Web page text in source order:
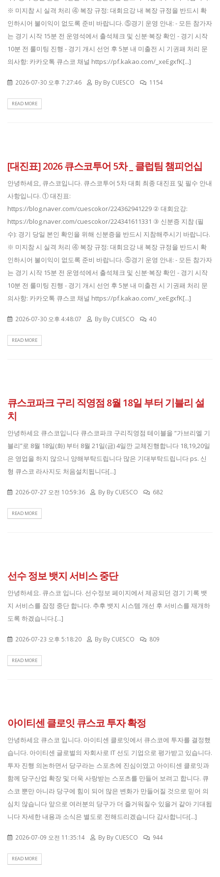
※ 미지참 시 실격 처리 ④ 복장 규정: 대회요강 내 복장 규정을 반드시 확
인하시어 불이익이 없도록 준비 바랍니다. ⑤경기 운영 안내: - 모든 참가자
는 경기 시작 15분 전 운영석에서 출석체크 및 신분·복장 확인 - 경기 시작
10분 전 룰미팅 진행 - 경기 개시 선언 후 5분 내 미출전 시 기권패 처리 문
의사항: 카카오톡 큐스코 채널 https://pf.kakao.com/_xeEgxfK[...]
2026-07-30 오후 7:27:46 By By CUESCO 1154
READ MORE
[대진표] 2026 큐스코투어 5차 _ 클럽팀 챔피언십
안녕하세요, 큐스코입니다. 큐스코투어 5차 대회 최종 대진표 및 필수 안내
사항입니다. ① 대진표:
https://blog.naver.com/cuescokor/224362941229 ② 대회요강:
https://blog.naver.com/cuescokor/224341611331 ③ 신분증 지참 (필
수): 경기 당일 본인 확인을 위해 신분증을 반드시 지참해주시기 바랍니다.
※ 미지참 시 실격 처리 ④ 복장 규정: 대회요강 내 복장 규정을 반드시 확
인하시어 불이익이 없도록 준비 바랍니다. ⑤경기 운영 안내: - 모든 참가자
는 경기 시작 15분 전 운영석에서 출석체크 및 신분·복장 확인 - 경기 시작
10분 전 룰미팅 진행 - 경기 개시 선언 후 5분 내 미출전 시 기권패 처리 문
의사항: 카카오톡 큐스코 채널 https://pf.kakao.com/_xeEgxfK[...]
2026-07-30 오후 4:48:07 By By CUESCO 40
READ MORE
큐스코파크 구리 직영점 8월 18일 부터 기블리 설
치
안녕하세요 큐스코입니다 큐스코파크 구리직영점 테이블을 “가브리엘 기
블리”로 8월 18일(화) 부터 8월 21일(금) 4일깐 교체진행합니다 18,19,20일
은 영업을 하지 않으니 양해부탁드립니다 많은 기대부탁드립니다 ps. 신
형 큐스코 라사지도 처음설치됩니다[...]
2026-07-27 오전 10:59:36 By By CUESCO 682
READ MORE
선수 정보 뱃지 서비스 중단
안녕하세요. 큐스코 입니다. 선수정보 페이지에서 제공되던 경기 기록 뱃
지 서비스를 잠정 중단 합니다. 추후 뱃지 시스템 개선 후 서비스를 재개하
도록 하겠습니다.[...]
2026-07-23 오후 5:18:20 By By CUESCO 809
READ MORE
아이티센 클로잇 큐스코 투자 확정
안녕하세요 큐스코 입니다. 아이티센 클로잇에서 큐스코에 투자를 결정했
습니다. 아이티센 글로벌의 자회사로 IT 선도 기업으로 평가받고 있습니다.
투자 진행 의논하면서 당구라는 스포츠에 진심이였고 아이티센 클로잇과
함께 당구산업 확장 및 더욱 사랑받는 스포츠를 만들어 보려고 합니다. 큐
스코 뿐만 아니라 당구에 힘이 되어 많은 변화가 만들어질 것으로 믿어 의
심치 않습니다 앞으로 여러분의 당구가 더 즐거워질수 있을거 같아 기대됩
니다 자세한 내용과 소식은 별도로 전해드리겠습니다 감사합니다[...]
2026-07-09 오전 11:35:14 By By CUESCO 944
READ MORE